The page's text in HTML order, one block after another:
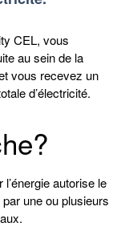
CEL, vous
au sein de la
vous recevez un
d’électricité.
autorise le
une ou plusieurs